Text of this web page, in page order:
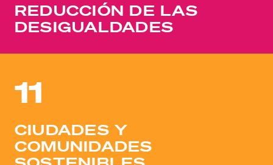
REDUCCIÓN DE LAS
DESIGUALDADES
11
CIUDADES Y
COMUNIDADES